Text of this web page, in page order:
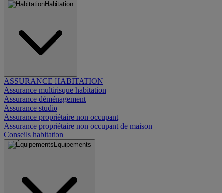
Habitation
ASSURANCE HABITATION
Assurance multirisque habitation
Assurance déménagement
Assurance studio
Assurance propriétaire non occupant
Assurance propriétaire non occupant de maison
Conseils habitation
Équipements